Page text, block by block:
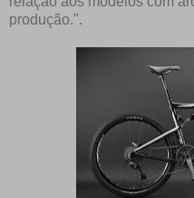
produção.".